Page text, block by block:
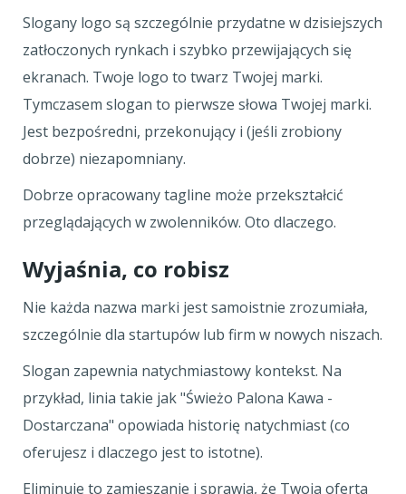
Slogany logo są szczególnie przydatne w dzisiejszych
zatłoczonych rynkach i szybko przewijających się
ekranach. Twoje logo to twarz Twojej marki.
Tymczasem slogan to pierwsze słowa Twojej marki.
Jest bezpośredni, przekonujący i (jeśli zrobiony
dobrze) niezapomniany.
Dobrze opracowany tagline może przekształcić
przeglądających w zwolenników. Oto dlaczego.
Wyjaśnia, co robisz
Nie każda nazwa marki jest samoistnie zrozumiała,
szczególnie dla startupów lub firm w nowych niszach.
Slogan zapewnia natychmiastowy kontekst. Na
przykład, linia takie jak "Świeżo Palona Kawa -
Dostarczana" opowiada historię natychmiast (co
oferujesz i dlaczego jest to istotne).
Eliminuje to zamieszanie i sprawia, że Twoja oferta